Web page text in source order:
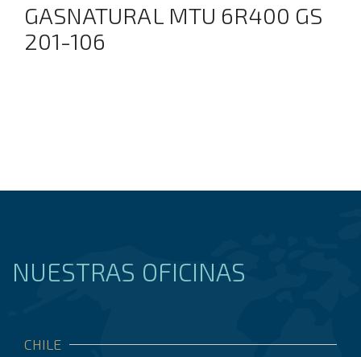
GASNATURAL MTU 6R400 GS
201-106
NUESTRAS OFICINAS
CHILE